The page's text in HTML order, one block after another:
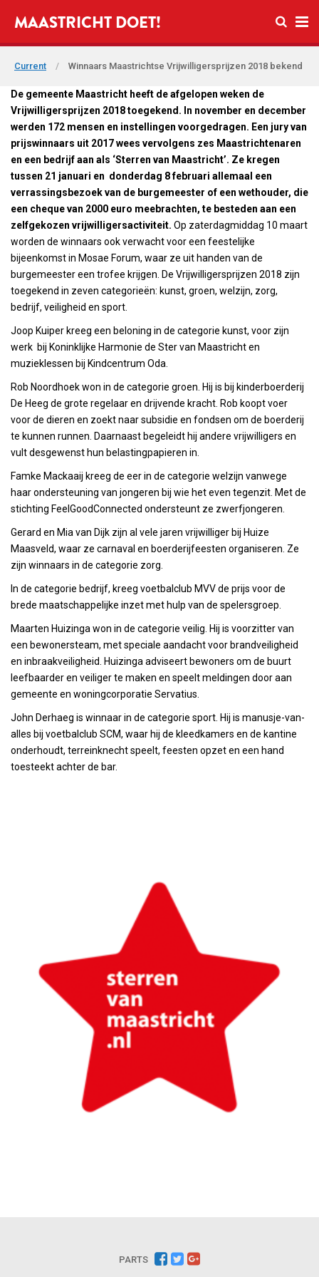
Open
MAASTRICHT DOET!
Current / Winnaars Maastrichtse Vrijwilligersprijzen 2018 bekend
De gemeente Maastricht heeft de afgelopen weken de
Vrijwilligersprijzen 2018 toegekend. In november en december
werden 172 mensen en instellingen voorgedragen. Een jury van
prijswinnaars uit 2017 wees vervolgens zes Maastrichtenaren
en een bedrijf aan als ‘Sterren van Maastricht’. Ze kregen
tussen 21 januari en donderdag 8 februari allemaal een
verrassingsbezoek van de burgemeester of een wethouder, die
een cheque van 2000 euro meebrachten, te besteden aan een
zelfgekozen vrijwilligersactiviteit. Op zaterdagmiddag 10 maart
worden de winnaars ook verwacht voor een feestelijke
bijeenkomst in Mosae Forum, waar ze uit handen van de
burgemeester een trofee krijgen. De Vrijwilligersprijzen 2018 zijn
toegekend in zeven categorieën: kunst, groen, welzijn, zorg,
bedrijf, veiligheid en sport.
Joop Kuiper kreeg een beloning in de categorie kunst, voor zijn
werk bij Koninklijke Harmonie de Ster van Maastricht en
muzieklessen bij Kindcentrum Oda.
Rob Noordhoek won in de categorie groen. Hij is bij kinderboerderij
De Heeg de grote regelaar en drijvende kracht. Rob koopt voer
voor de dieren en zoekt naar subsidie en fondsen om de boerderij
te kunnen runnen. Daarnaast begeleidt hij andere vrijwilligers en
vult desgewenst hun belastingpapieren in.
Famke Mackaaij kreeg de eer in de categorie welzijn vanwege
haar ondersteuning van jongeren bij wie het even tegenzit. Met de
stichting FeelGoodConnected ondersteunt ze zwerfjongeren.
Gerard en Mia van Dijk zijn al vele jaren vrijwilliger bij Huize
Maasveld, waar ze carnaval en boerderijfeesten organiseren. Ze
zijn winnaars in de categorie zorg.
In de categorie bedrijf, kreeg voetbalclub MVV de prijs voor de
brede maatschappelijke inzet met hulp van de spelersgroep.
Maarten Huizinga won in de categorie veilig. Hij is voorzitter van
een bewonersteam, met speciale aandacht voor brandveiligheid
en inbraakveiligheid. Huizinga adviseert bewoners om de buurt
leefbaarder en veiliger te maken en speelt meldingen door aan
gemeente en woningcorporatie Servatius.
John Derhaeg is winnaar in de categorie sport. Hij is manusje-van-
alles bij voetbalclub SCM, waar hij de kleedkamers en de kantine
onderhoudt, terreinknecht speelt, feesten opzet en een hand
toesteekt achter de bar.
PARTS